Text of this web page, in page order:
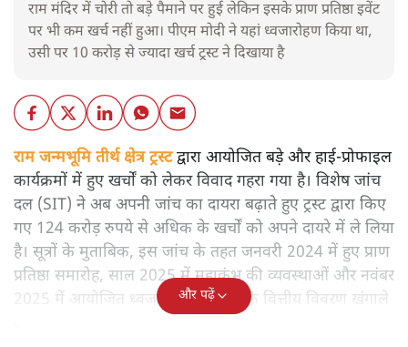
राम मंदिर में चोरी तो बड़े पैमाने पर हुई लेकिन इसके प्राण प्रतिष्ठा इवेंट
पर भी कम खर्च नहीं हुआ। पीएम मोदी ने यहां ध्वजारोहण किया था,
उसी पर 10 करोड़ से ज्यादा खर्च ट्रस्ट ने दिखाया है
राम जन्मभूमि तीर्थ क्षेत्र ट्रस्टद्वारा आयोजित बड़े और हाई-प्रोफाइल
कार्यक्रमों में हुए खर्चों को लेकर विवाद गहरा गया है। विशेष जांच
दल (SIT) ने अब अपनी जांच का दायरा बढ़ाते हुए ट्रस्ट द्वारा किए
गए 124 करोड़ रुपये से अधिक के खर्चों को अपने दायरे में ले लिया
है। सूत्रों के मुताबिक, इस जांच के तहत जनवरी 2024 में हुए प्राण
प्रतिष्ठा समारोह, साल 2025 में महाकुंभ की व्यवस्थाओं और नवंबर
2025 में आयोजित ध्वजारोहण समारोह के वित्तीय विवरण खंगाले
जा रहे हैं।
और पढ़ें